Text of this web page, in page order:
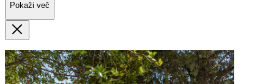
Pokaži več